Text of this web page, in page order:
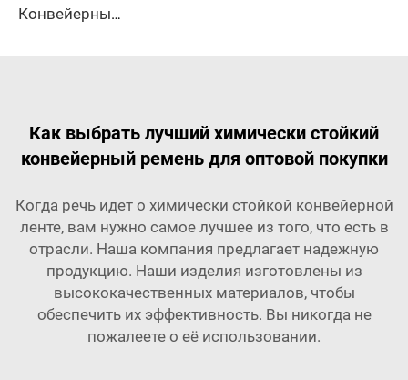
Конвейерные ленты маслостойкие, разработанные производителем, с регулируемой скоростью, новинка
Как выбрать лучший химически стойкий
конвейерный ремень для оптовой покупки
Когда речь идет о химически стойкой конвейерной
ленте, вам нужно самое лучшее из того, что есть в
отрасли. Наша компания предлагает надежную
продукцию. Наши изделия изготовлены из
высококачественных материалов, чтобы
обеспечить их эффективность. Вы никогда не
пожалеете о её использовании.